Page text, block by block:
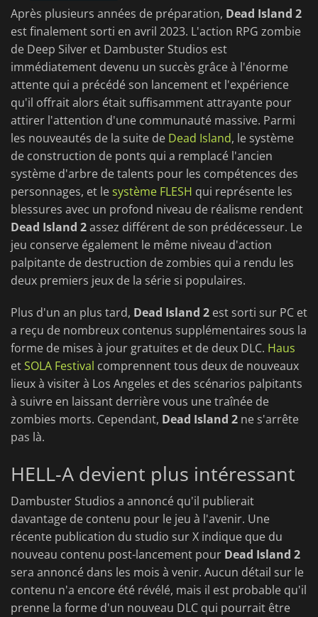
Après plusieurs années de préparation, Dead Island 2
est finalement sorti en avril 2023. L'action RPG zombie
de Deep Silver et Dambuster Studios est
immédiatement devenu un succès grâce à l'énorme
attente qui a précédé son lancement et l'expérience
qu'il offrait alors était suffisamment attrayante pour
attirer l'attention d'une communauté massive. Parmi
les nouveautés de la suite de Dead Island, le système
de construction de ponts qui a remplacé l'ancien
système d'arbre de talents pour les compétences des
personnages, et lesystème FLESH qui représente les
blessures avec un profond niveau de réalisme rendent
Dead Island 2assez différent de son prédécesseur. Le
jeu conserve également le même niveau d'action
palpitante de destruction de zombies qui a rendu les
deux premiers jeux de la série si populaires.
Plus d'un an plus tard, Dead Island 2 est sorti sur PC et
a reçu de nombreux contenus supplémentaires sous la
forme de mises à jour gratuites et de deux DLC. Haus
etSOLA Festival comprennent tous deux de nouveaux
lieux à visiter à Los Angeles et des scénarios palpitants
à suivre en laissant derrière vous une traînée de
zombies morts. Cependant, Dead Island 2 ne s'arrête
pas là.
HELL-A devient plus intéressant
Dambuster Studios a annoncé qu'il publierait
davantage de contenu pour le jeu à l'avenir. Une
récente publication du studio sur X indique que du
nouveau contenu post-lancement pour Dead Island 2
sera annoncé dans les mois à venir. Aucun détail sur le
contenu n'a encore été révélé, mais il est probable qu'il
prenne la forme d'un nouveau DLC qui pourrait être